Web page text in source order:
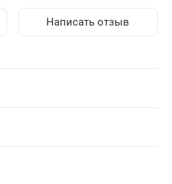
Написать отзыв